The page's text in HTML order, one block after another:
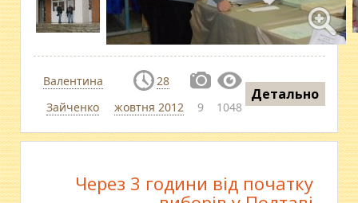
Валентина
Зайченко
28
жовтня 2012
9 1048
Детально
Через 3 години від початку